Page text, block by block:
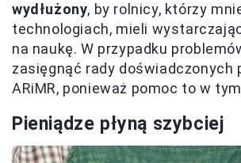
wydłużony, by rolnicy, którzy
technologiach, mieli
na naukę. W przypadku
zasięgnąć rady doświadczonych
ARiMR, ponieważ pomoc to w
Pieniądze płyną szybciej